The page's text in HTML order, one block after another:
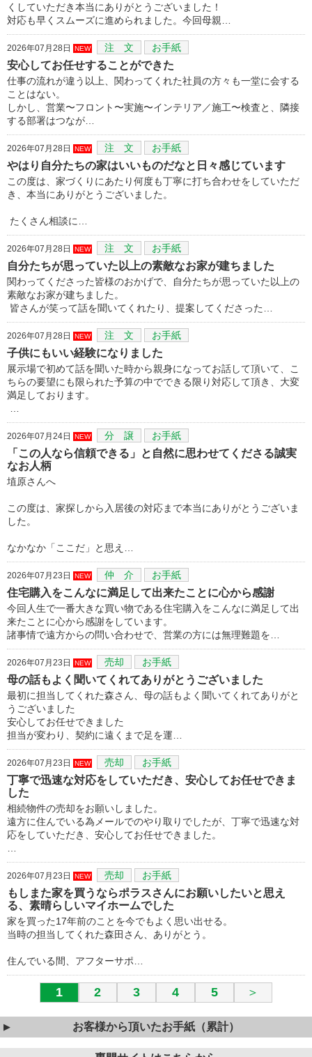
くしていただき本当にありがとうございました！
対応も早くスムーズに進められました。今回母親…
2026年07月28日 NEW 注 文 お手紙
安心してお任せすることができた
仕事の流れが違う以上、関わってくれた社員の方々も一堂に会する
ことはない。
しかし、営業〜フロント〜実施〜インテリア／施工〜検査と、隣接
する部署はつなが…
2026年07月28日 NEW 注 文 お手紙
やはり自分たちの家はいいものだなと日々感じています
この度は、家づくりにあたり何度も丁寧に打ち合わせをしていただ
き、本当にありがとうございました。
たくさん相談に…
2026年07月28日 NEW 注 文 お手紙
自分たちが思っていた以上の素敵なお家が建ちました
関わってくださった皆様のおかげで、自分たちが思っていた以上の
素敵なお家が建ちました。
皆さんが笑って話を聞いてくれたり、提案してくださった…
2026年07月28日 NEW 注 文 お手紙
子供にもいい経験になりました
展示場で初めて話を聞いた時から親身になってお話して頂いて、こ
ちらの要望にも限られた予算の中でできる限り対応して頂き、大変
満足しております。
2026年07月24日 NEW 分 譲 お手紙
「この人なら信頼できる」と自然に思わせてくださる誠実
なお人柄
埴原さんへ
この度は、家探しから入居後の対応まで本当にありがとうございま
した。
なかなか「ここだ」と思え…
2026年07月23日 NEW 仲 介 お手紙
住宅購入をこんなに満足して出来たことに心から感謝
今回人生で一番大きな買い物である住宅購入をこんなに満足して出
来たことに心から感謝をしています。
諸事情で遠方からの問い合わせで、営業の方には無理難題を…
2026年07月23日 NEW 売却 お手紙
母の話もよく聞いてくれてありがとうございました
最初に担当してくれた森さん、母の話もよく聞いてくれてありがと
うございました
安心してお任せできました
担当が変わり、契約に遠くまで足を運…
2026年07月23日 NEW 売却 お手紙
丁寧で迅速な対応をしていただき、安心してお任せできま
した
相続物件の売却をお願いしました。
遠方に住んでいる為メールでのやり取りでしたが、丁寧で迅速な対
応をしていただき、安心してお任せできました。
2026年07月23日 NEW 売却 お手紙
もしまた家を買うならポラスさんにお願いしたいと思え
る、素晴らしいマイホームでした
家を買った17年前のことを今でもよく思い出せる。
当時の担当してくれた森田さん、ありがとう。
住んでいる間、アフターサポ…
1 2 3 4 5 ＞
お客様から頂いたお手紙（累計）